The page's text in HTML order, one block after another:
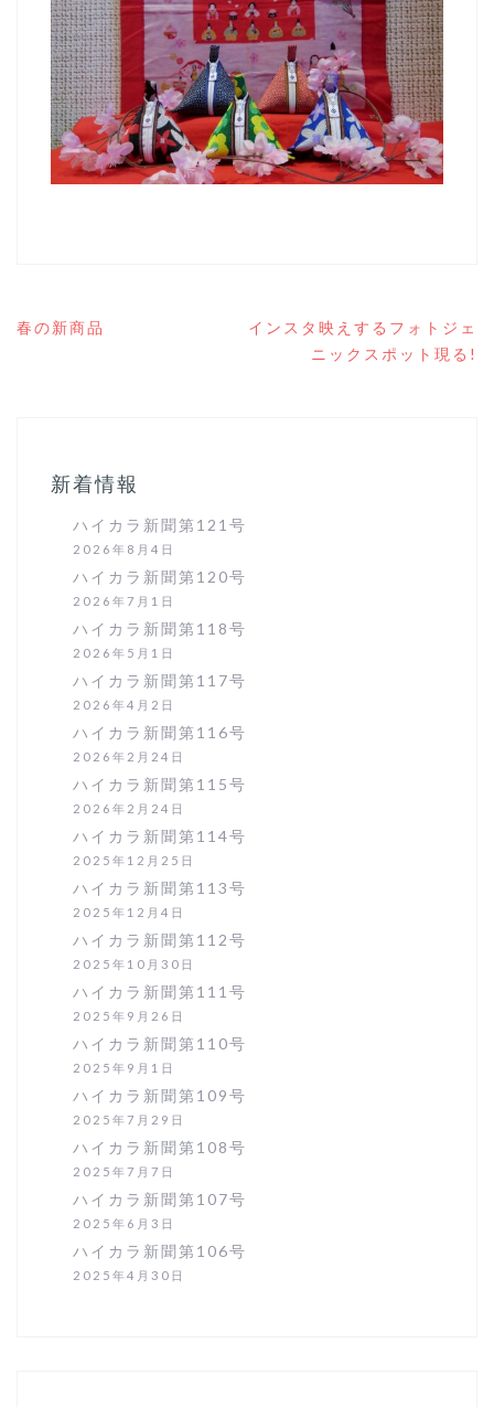
投
春の新商品
インスタ映えするフォトジェ
ニックスポット現る!
新着情報
ハイカラ新聞第121号
2026年8月4日
ハイカラ新聞第120号
2026年7月1日
ハイカラ新聞第118号
2026年5月1日
ハイカラ新聞第117号
2026年4月2日
ハイカラ新聞第116号
2026年2月24日
ハイカラ新聞第115号
2026年2月24日
ハイカラ新聞第114号
2025年12月25日
ハイカラ新聞第113号
2025年12月4日
ハイカラ新聞第112号
2025年10月30日
ハイカラ新聞第111号
2025年9月26日
ハイカラ新聞第110号
2025年9月1日
ハイカラ新聞第109号
2025年7月29日
ハイカラ新聞第108号
2025年7月7日
ハイカラ新聞第107号
2025年6月3日
ハイカラ新聞第106号
2025年4月30日